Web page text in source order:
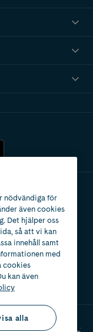
nödvändiga för
även cookies
Det hjälper oss
så att vi kan
innehåll samt
med
cookies
kan även
alla